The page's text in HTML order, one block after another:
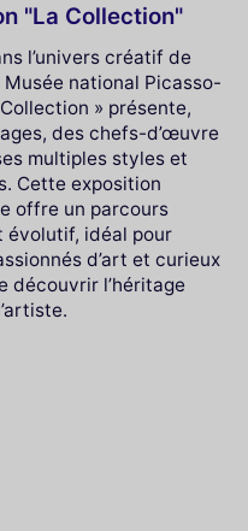
"La Collection"
l’univers créatif de
Musée national Picasso-
» présente,
des chefs-d’œuvre
multiples styles et
Cette exposition
offre un parcours
évolutif, idéal pour
d’art et curieux
découvrir l’héritage